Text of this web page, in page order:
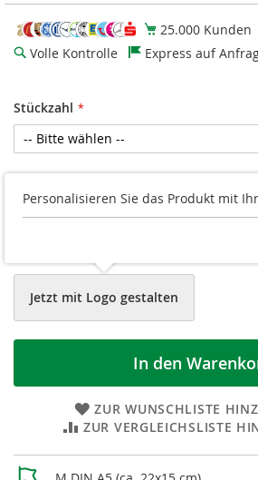
25.000 Kunden
Volle Kontrolle
Express auf
Stückzahl
Druckvorschau
Jetzt mit Logo gestalten
In den
ZUR WUNSCHLISTE
ZUR VERGLEICHSLISTE
Weitere
Personalisieren Sie das Produkt mit